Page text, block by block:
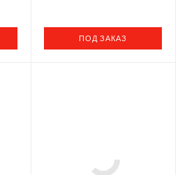
ПОД ЗАКАЗ